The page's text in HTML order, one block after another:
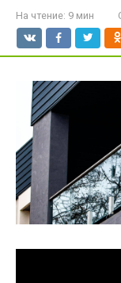
На чтение: 9 мин